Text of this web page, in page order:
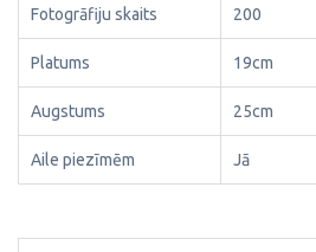
Fotogrāfiju skaits 200
Platums 19cm
Augstums 25cm
Aile piezīmēm Jā